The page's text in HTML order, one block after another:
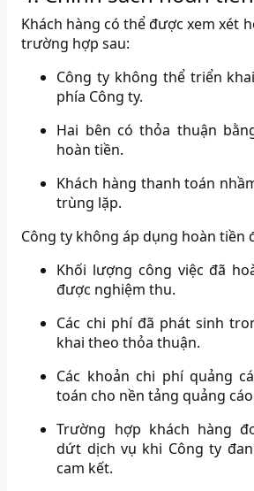
Khách hàng có thể được xem xét
trường hợp sau:
Công ty không thể triển
phía Công ty.
Hai bên có thỏa thuận
hoàn tiền.
Khách hàng thanh toán
trùng lặp.
Công ty không áp dụng hoàn tiền
Khối lượng công việc đã
được nghiệm thu.
Các chi phí đã phát sinh
khai theo thỏa thuận.
Các khoản chi phí quảng
toán cho nền tảng quảng
Trường hợp khách hàng
dứt dịch vụ khi Công ty
cam kết.